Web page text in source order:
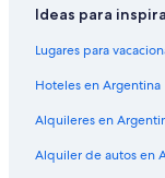
Ideas para
Lugares para
Hoteles en Argentina
Alquileres en
Alquiler de autos en